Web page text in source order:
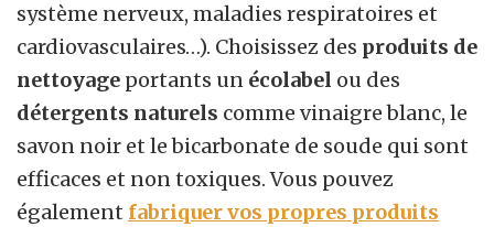
système nerveux, maladies respiratoires et
cardiovasculaires…). Choisissez des produits de
nettoyage portants un écolabel ou des
détergents naturels comme vinaigre blanc, le
savon noir et le bicarbonate de soude qui sont
efficaces et non toxiques. Vous pouvez
également fabriquer vos propres produits